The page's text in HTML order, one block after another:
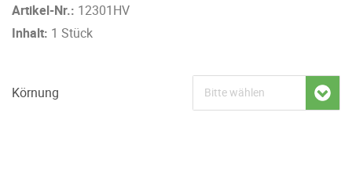
Artikel-Nr.: 12301HV
Inhalt: 1 Stück
Körnung